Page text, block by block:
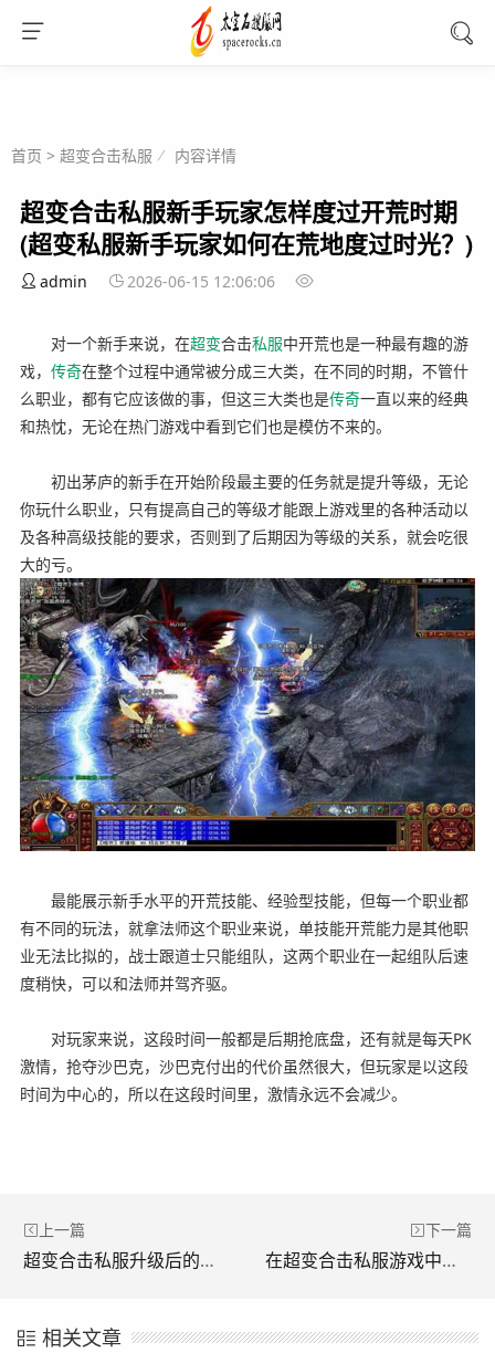
首页 > 超变合击私服 内容详情
超变合击私服新手玩家怎样度过开荒时期
(超变私服新手玩家如何在荒地度过时光？)
admin 2026-06-15 12:06:06
对一个新手来说，在超变合击私服中开荒也是一种最有趣的游
戏， 传奇在整个过程中通常被分成三大类，在不同的时期，不管什
么职业，都有它应该做的事，但这三大类也是传奇一直以来的经典
和热忱，无论在热门游戏中看到它们也是模仿不来的。
初出茅庐的新手在开始阶段最主要的任务就是提升等级，无论
你玩什么职业，只有提高自己的等级才能跟上游戏里的各种活动以
及各种高级技能的要求，否则到了后期因为等级的关系，就会吃很
大的亏。
最能展示新手水平的开荒技能、经验型技能，但每一个职业都
有不同的玩法，就拿法师这个职业来说，单技能开荒能力是其他职
业无法比拟的，战士跟道士只能组队，这两个职业在一起组队后速
度稍快，可以和法师并驾齐驱。
对玩家来说，这段时间一般都是后期抢底盘，还有就是每天PK
激情，抢夺沙巴克，沙巴克付出的代价虽然很大，但玩家是以这段
时间为中心的，所以在这段时间里，激情永远不会减少。
上一篇
超变合击私服升级后的打宝两不误的一些地图分享。(分享一些超变私服升级版的地图。)
下一篇
在超变合击私服游戏中怎样抱大腿的攻略。(超变私服游戏如何抱大腿指南。)
相关文章